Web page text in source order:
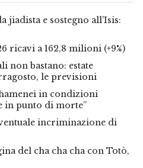
e sostegno all’Isis:
ricavi a 162,8 milioni (+9%)
non bastano: estate
le previsioni
in condizioni
in punto di morte”
incriminazione di
del cha cha cha con Totò,